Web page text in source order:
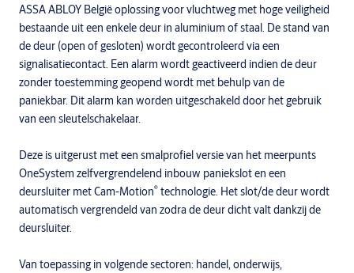
ASSA ABLOY België oplossing voor vluchtweg met hoge veiligheid
bestaande uit een enkele deur in aluminium of staal. De stand van
de deur (open of gesloten) wordt gecontroleerd via een
signalisatiecontact. Een alarm wordt geactiveerd indien de deur
zonder toestemming geopend wordt met behulp van de
paniekbar. Dit alarm kan worden uitgeschakeld door het gebruik
van een sleutelschakelaar.
Deze is uitgerust met een smalprofiel versie van het meerpunts
OneSystem zelfvergrendelend inbouw paniekslot en een
deursluiter met Cam-Motion® technologie. Het slot/de deur wordt
automatisch vergrendeld van zodra de deur dicht valt dankzij de
deursluiter.
Van toepassing in volgende sectoren: handel, onderwijs,